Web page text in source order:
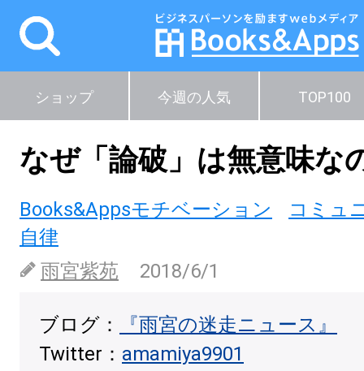
ショップ 今週の人気 TOP100
なぜ「論破」は無意味な
Books&Appsモチベーション
コミュ
自律
雨宮紫苑
2018/6/1
ブログ：
『雨宮の迷走ニュース』
Twitter： amamiya9901